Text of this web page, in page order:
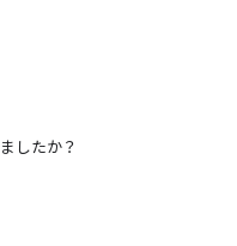
したか？